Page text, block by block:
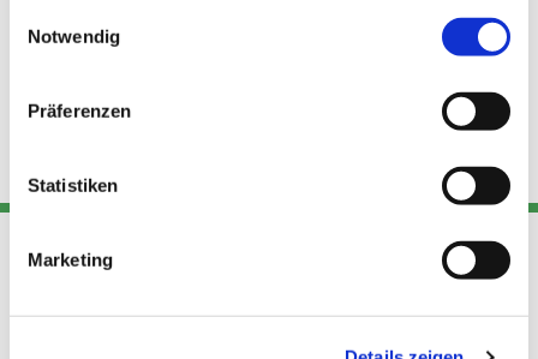
Notwendig
Präferenzen
Statistiken
Marketing
Adresse
Kont
Links